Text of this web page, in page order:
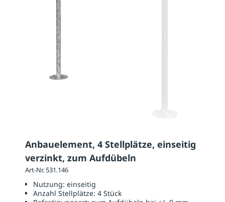
Anbauelement, 4 Stellplätze, einseitig
verzinkt, zum Aufdübeln
Art-Nr. 531.146
Nutzung: einseitig
Anzahl Stellplätze: 4 Stück